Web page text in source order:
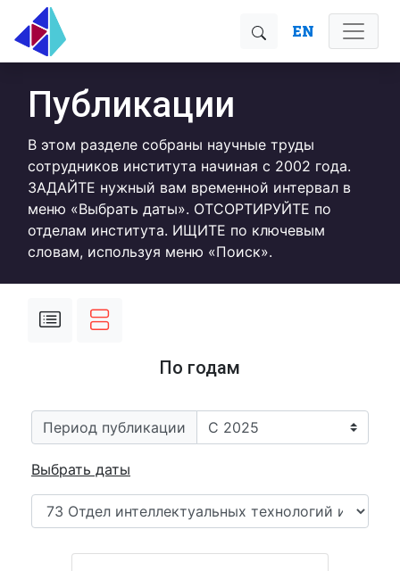
EN
Публикации
В этом разделе собраны научные труды
сотрудников института начиная с 2002 года.
ЗАДАЙТЕ нужный вам временной интервал в
меню «Выбрать даты». ОТСОРТИРУЙТЕ по
отделам института. ИЩИТЕ по ключевым
словам, используя меню «Поиск».
По годам
Период публикации
Выбрать даты